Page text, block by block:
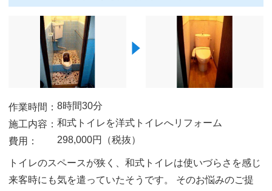
作業時間：8時間30分
施工内容：和式トイレを洋式トイレへリフォーム
費用：
298,000円（税抜）
トイレのスペースが狭く、和式トイレは使いづらさを感じ
来客時にも気を遣っていたそうです。
そのお悩みのご提